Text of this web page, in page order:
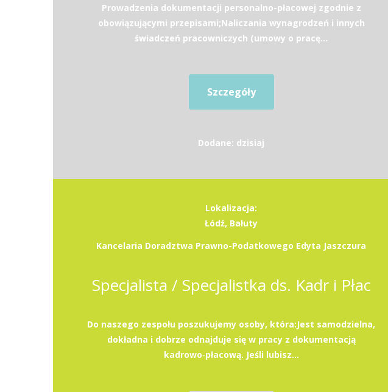
Prowadzenia dokumentacji personalno-płacowej zgodnie z
obowiązującymi przepisami;Naliczania wynagrodzeń i innych
świadczeń pracowniczych (umowy o pracę...
Szczegóły
Dodane: dzisiaj
Lokalizacja:
Łódź, Bałuty
Kancelaria Doradztwa Prawno-Podatkowego Edyta Jaszczura
Specjalista / Specjalistka ds. Kadr i Płac
Do naszego zespołu poszukujemy osoby, która:Jest samodzielna,
dokładna i dobrze odnajduje się w pracy z dokumentacją
kadrowo‑płacową. Jeśli lubisz...